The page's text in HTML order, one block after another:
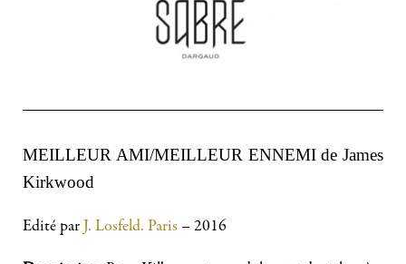
MEILLEUR AMI/MEILLEUR ENNEMI de James
Kirkwood
Edité par J. Losfeld. Paris – 2016